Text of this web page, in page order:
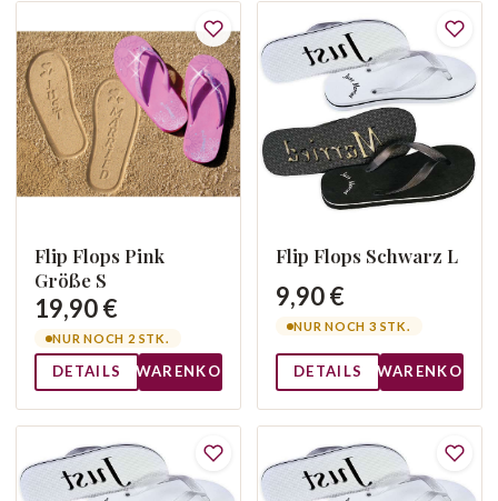
Flip Flops Pink
Größe S
19,90 €
NUR NOCH 2 STK.
DETAILS WARENKORB
Flip Flops Schwarz L
9,90 €
NUR NOCH 3 STK.
DETAILS WARENKORB